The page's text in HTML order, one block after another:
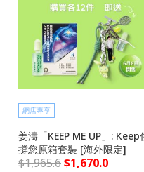
網店專享
姜濤「KEEP ME UP」: Keep
撐您原箱套裝 [海外限定]
$1,965.6$1,670.0